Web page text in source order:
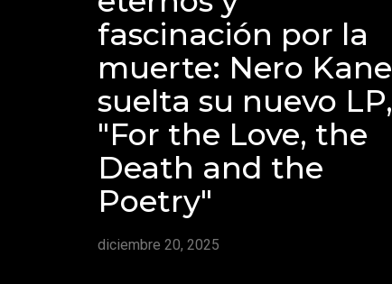
fascinación por la
muerte: Nero Kane
suelta su nuevo LP,
"For the Love, the
Death and the
Poetry"
diciembre 20, 2025